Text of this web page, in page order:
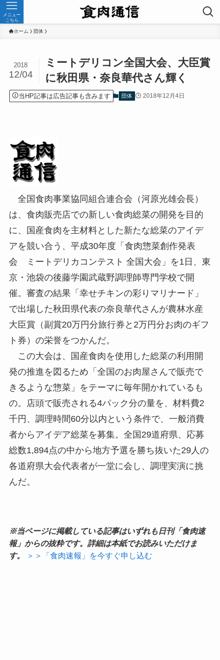
メニュー
こちら
ホーム 団体
ミートデリコン全国大会、大臣賞
に秋田県・奈良華代さん輝く
2018
12/04
当HP記事は広告記事も含みます 団体 2018年12月4日
全国食肉事業協同組合連合会（河原光雄会長）
は、食肉販売店での新しい食肉総菜の開発を目的
に、国産食肉を主材料とした新たな総菜のアイデ
アを競い合う、平成30年度「食肉惣菜創作発表
会 ミートデリカコンテスト 全国大会」を1日、東
京・池袋の後藤学園武蔵野調理師専門学校で開
催。審査の結果「幸せチキンの彩りマリナード」
で出場した秋田県代表の奈良華代さんが農林水産
大臣賞（副賞20万円分旅行券と2万円分お肉のギフ
ト券）の栄誉をつかんだ。
この大会は、国産食肉を使用した総菜の利用開
発の推進を図るため「全国のお肉屋さんで販売で
きるような惣菜」をテーマに毎年開かれているも
の。店頭で販売される4パック分の量を、材料費2
千円、調理時間60分以内という条件で、一般消費
者からアイデア総菜を募集。全国29道府県、応募
総数1,894点の中から地方予選を勝ち抜いた29人の
各道府県大会代表者が一堂に会し、調理実演に挑
んだ。
※当ページに掲載している記事はいずれも日刊「食肉速
報」からの抜粋です。詳細は本紙でお読みいただけま
す。
＞＞「食肉速報」を今すぐ申し込む